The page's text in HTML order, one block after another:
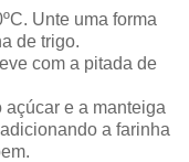
Unte uma forma
de trigo.
com a pitada de
açúcar e a manteiga
a farinha